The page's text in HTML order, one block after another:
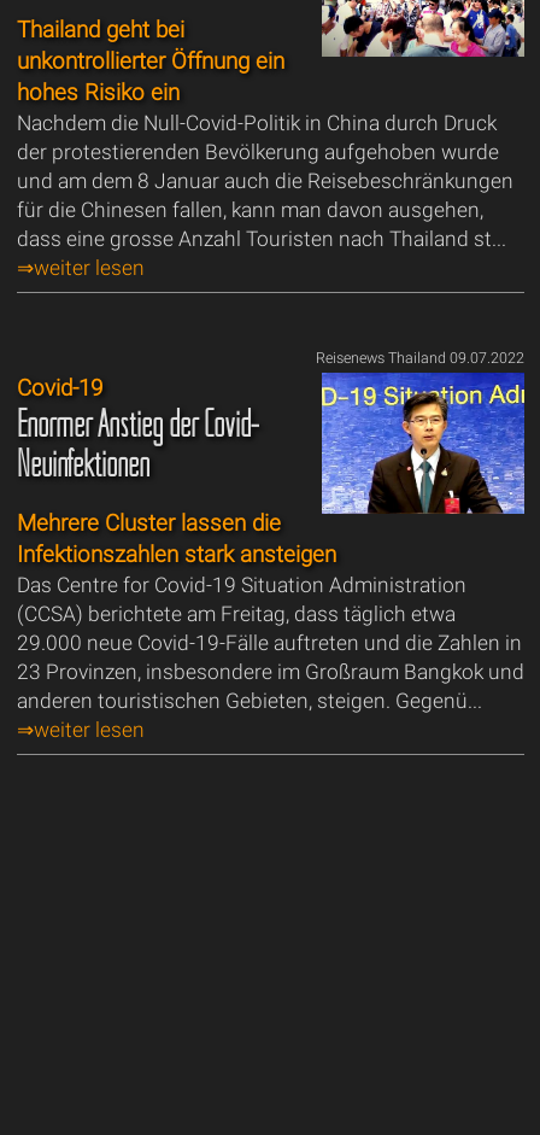
Thailand geht bei
unkontrollierter Öffnung ein
hohes Risiko ein
Nachdem die Null-Covid-Politik in China durch Druck
der protestierenden Bevölkerung aufgehoben wurde
und am dem 8 Januar auch die Reisebeschränkungen
für die Chinesen fallen, kann man davon ausgehen,
dass eine grosse Anzahl Touristen nach Thailand st...
⇒weiter lesen
Reisenews Thailand 09.07.2022
Covid-19
Enormer Anstieg der Covid-
Neuinfektionen
Mehrere Cluster lassen die
Infektionszahlen stark ansteigen
Das Centre for Covid-19 Situation Administration
(CCSA) berichtete am Freitag, dass täglich etwa
29.000 neue Covid-19-Fälle auftreten und die Zahlen in
23 Provinzen, insbesondere im Großraum Bangkok und
anderen touristischen Gebieten, steigen. Gegenü...
⇒weiter lesen